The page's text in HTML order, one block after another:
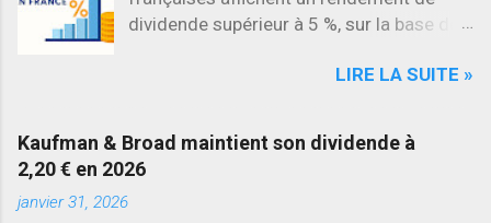
dividende supérieur à 5 %, sur la base des
évolutions les plus marquantes concerne
Stellantis et Renault reculent déjà à deux
chiffres.
LIRE LA SUITE »
Kaufman & Broad maintient son dividende à
2,20 € en 2026
janvier 31, 2026